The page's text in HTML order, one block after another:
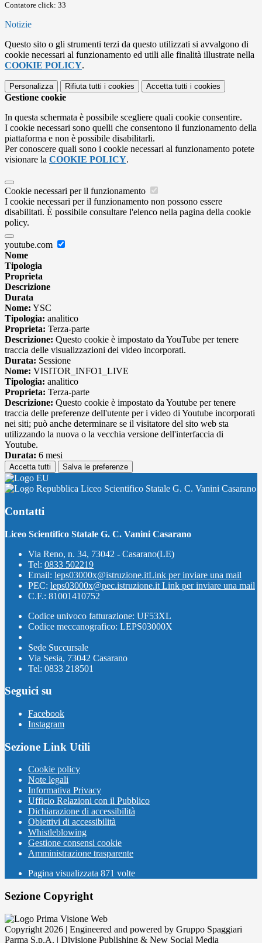
Contatore click: 33
Notizie
Questo sito o gli strumenti terzi da questo utilizzati si avvalgono di
cookie necessari al funzionamento ed utili alle finalità illustrate nella
COOKIE POLICY.
Personalizza Rifiuta tutti i cookies Accetta tutti i cookies
Gestione cookie
In questa schermata è possibile scegliere quali cookie consentire.
I cookie necessari sono quelli che consentono il funzionamento della
piattaforma e non è possibile disabilitarli.
Per conoscere quali sono i cookie necessari al funzionamento potete
visionare la COOKIE POLICY.
Cookie necessari per il funzionamento
I cookie necessari per il funzionamento non possono essere
disabilitati. È possibile consultare l'elenco nella pagina della cookie
policy.
youtube.com
Nome
Tipologia
Proprieta
Descrizione
Durata
Nome: YSC
Tipologia: analitico
Proprieta: Terza-parte
Descrizione: Questo cookie è impostato da YouTube per tenere
traccia delle visualizzazioni dei video incorporati.
Durata: Sessione
Nome: VISITOR_INFO1_LIVE
Tipologia: analitico
Proprieta: Terza-parte
Descrizione: Questo cookie è impostato da Youtube per tenere
traccia delle preferenze dell'utente per i video di Youtube incorporati
nei siti; può anche determinare se il visitatore del sito web sta
utilizzando la nuova o la vecchia versione dell'interfaccia di
Youtube.
Durata: 6 mesi
Accetta tutti Salva le preferenze
Liceo Scientifico Statale G. C. Vanini Casarano
Contatti
Liceo Scientifico Statale G. C. Vanini Casarano
Via Reno, n. 34, 73042 - Casarano(LE)
Tel: 0833 502219
Email: leps03000x@istruzione.itLink per inviare una mail
PEC: leps03000x@pec.istruzione.it Link per inviare una mail
C.F.: 81001410752
Codice univoco fatturazione: UF53XL
Codice meccanografico: LEPS03000X
Sede Succursale
Via Sesia, 73042 Casarano
Tel: 0833 218501
Seguici su
Facebook
Instagram
Sezione Link Utili
Cookie policy
Note legali
Informativa Privacy
Ufficio Relazioni con il Pubblico
Dichiarazione di accessibilità
Obiettivi di accessibilità
Whistleblowing
Gestione consensi cookie
Amministrazione trasparente
Pagina visualizzata 871 volte
Sezione Copyright
Copyright 2026 | Engineered and powered by Gruppo Spaggiari
Parma S.p.A. | Divisione Publishing & New Social Media